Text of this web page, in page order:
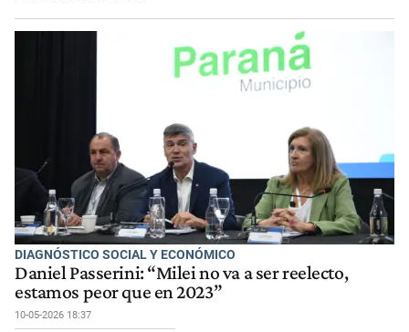
DIAGNÓSTICO SOCIAL Y ECONÓMICO
Daniel Passerini: “Milei no va a ser reelecto,
estamos peor que en 2023”
10-05-2026 18:37